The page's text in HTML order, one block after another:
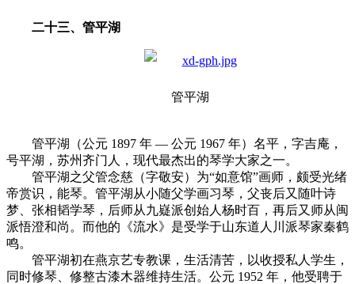
二十三、管平湖
管平湖
管平湖（公元 1897 年 — 公元 1967 年）名平，字吉庵，
号平湖，苏州齐门人，现代最杰出的琴学大家之一。
管平湖之父管念慈（字敬安）为“如意馆”画师，颇受光绪
帝赏识，能琴。管平湖从小随父学画习琴，父丧后又随叶诗
梦、张相韬学琴，后师从九嶷派创始人杨时百，再后又师从闽
派悟澄和尚。而他的《流水》是受学于山东道人川派琴家秦鹤
鸣。
管平湖初在燕京艺专教课，生活清苦，以收授私人学生，
同时修琴、修整古漆木器维持生活。公元 1952 年，他受聘于